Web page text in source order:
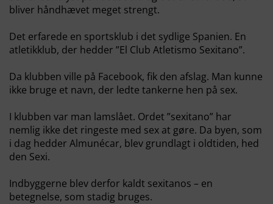
bliver håndhævet meget strengt.
Det erfarede en sportsklub i det sydlige Spanien. En
atletikklub, der hedder ”El Club Atletismo Sexitano”.
Da klubben ville på Facebook, fik den afslag. Man kunne
ikke bruge et navn, der ledte tankerne hen på sex.
I klubben var man lamslået. Ordet ”sexitano” har
nemlig ikke det ringeste med sex at gøre. Da byen, som
i dag hedder Almunécar, blev grundlagt i oldtiden, hed
den Sexi.
Indbyggerne blev derfor kaldt sexitanos – en
betegnelse, som stadig bruges.